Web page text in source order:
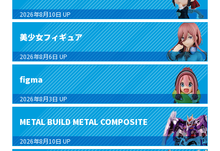
2026年8月10日 UP
美少女フィギュア
2026年8月6日 UP
figma
2026年8月3日 UP
METAL BUILD METAL COMPOSITE
2026年8月10日 UP